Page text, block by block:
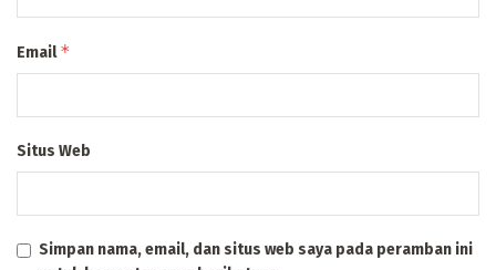
Email*
Situs Web
Simpan nama, email, dan situs web saya pada peramban ini